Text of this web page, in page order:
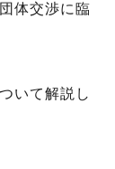
体交渉に臨
いて解説し